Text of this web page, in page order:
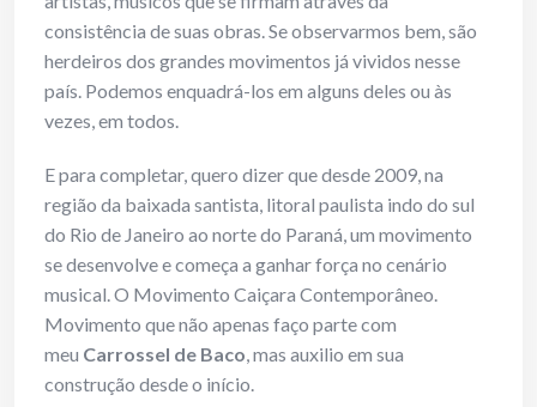
consistência de suas obras. Se observarmos bem, são
herdeiros dos grandes movimentos já vividos nesse
país. Podemos enquadrá-los em alguns deles ou às
vezes, em todos.
E para completar, quero dizer que desde 2009, na
região da baixada santista, litoral paulista indo do sul
do Rio de Janeiro ao norte do Paraná, um movimento
se desenvolve e começa a ganhar força no cenário
musical. O Movimento Caiçara Contemporâneo.
Movimento que não apenas faço parte com
meu Carrossel de Baco, mas auxilio em sua
construção desde o início.